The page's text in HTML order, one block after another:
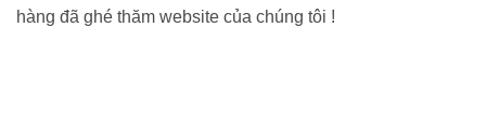
hàng đã ghé thăm website của chúng tôi !